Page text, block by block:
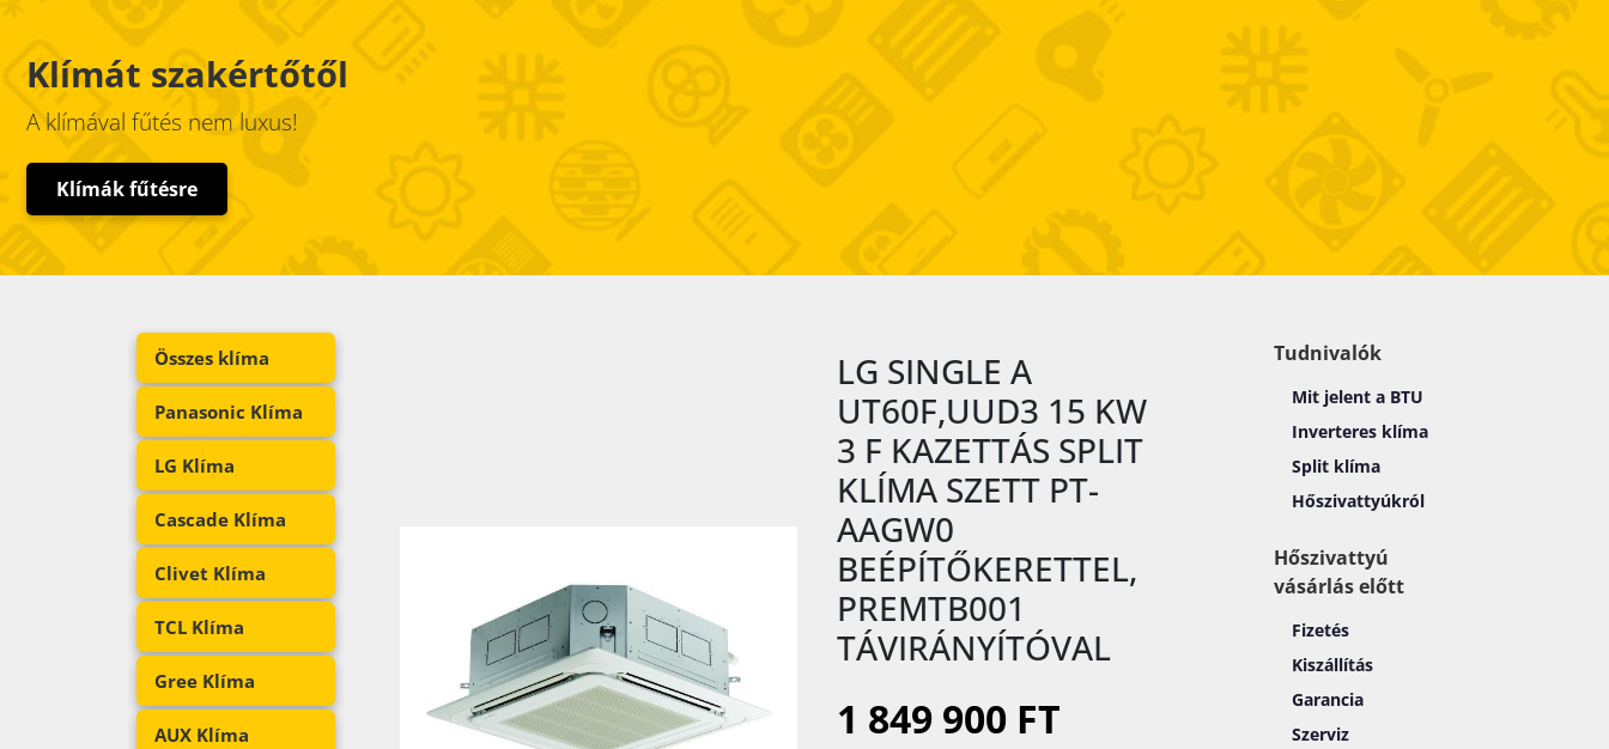
Klímát szakértőtől
A klímával fűtés nem luxus!
Klímák fűtésre
Összes klíma
Panasonic Klíma
LG Klíma
Cascade Klíma
Clivet Klíma
TCL Klíma
Gree Klíma
AUX Klíma
LG SINGLE A
UT60F,UUD3 15 KW
3 F KAZETTÁS SPLIT
KLÍMA SZETT PT-
AAGW0
BEÉPÍTŐKERETTEL,
PREMTB001
TÁVIRÁNYÍTÓVAL
1 849 900 FT
Tudnivalók
Mit jelent a BTU
Inverteres klíma
Split klíma
Hőszivattyúkról
Hőszivattyú
vásárlás előtt
Fizetés
Kiszállítás
Garancia
Szerviz